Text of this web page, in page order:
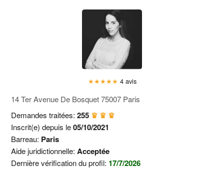
★★★★★ 4 avis
14 Ter Avenue De Bosquet 75007 Paris
Demandes traitées:255 ♛ ♛ ♛
Inscrit(e) depuis le05/10/2021
Barreau: Paris
Aide juridictionnelle:Acceptée
Dernière vérification du profil: 17/7/2026